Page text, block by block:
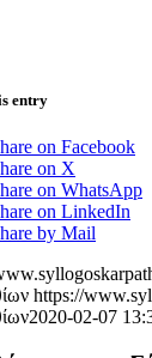
entry
on Facebook
on X
on WhatsApp
on LinkedIn
by Mail
https://
2020-02-07